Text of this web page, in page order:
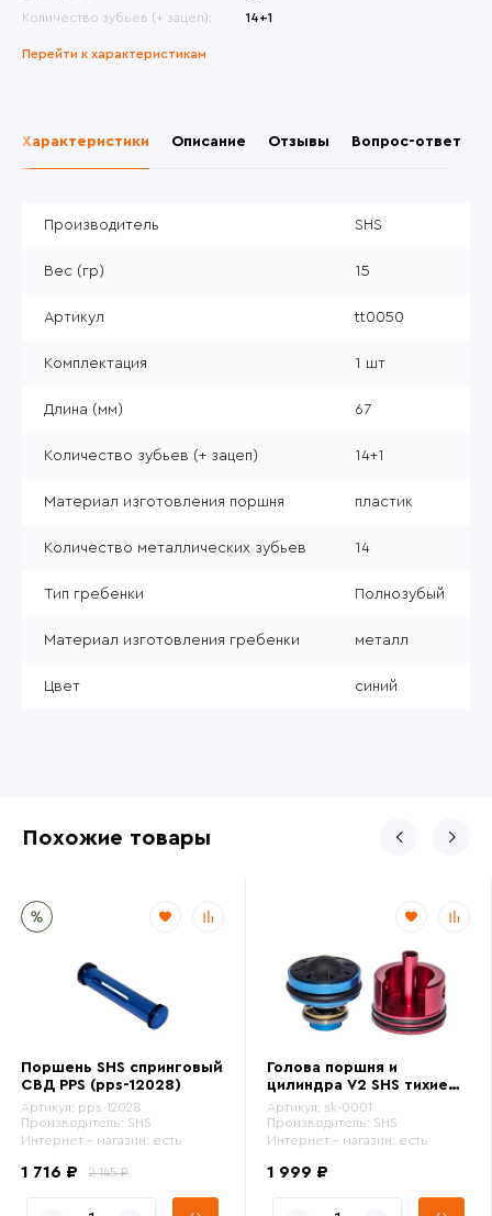
Количество зубьев (+ зацеп):
14+1
Перейти к характеристикам
Характеристики Описание Отзывы Вопрос-ответ
Производитель SHS
Вес (гр) 15
Артикул tt0050
Комплектация 1 шт
Длина (мм) 67
Количество зубьев (+ зацеп) 14+1
Материал изготовления поршня пластик
Количество металлических зубьев 14
Тип гребенки Полнозубый
Материал изготовления гребенки металл
Цвет синий
Похожие товары
Поршень SHS спринговый
СВД PPS (pps-12028)
Артикул: pps-12028
Производитель: SHS
Интернет - магазин: есть
2 145 ₽
1 716 ₽
Голова поршня и
цилиндра V2 SHS тихие
(sk-0001)
Артикул: sk-0001
Производитель: SHS
Интернет - магазин: есть
1 999 ₽